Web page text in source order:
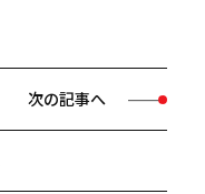
次の記事へ